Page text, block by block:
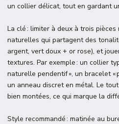
un collier délicat, tout en gardant
La clé : limiter à deux à trois pièces
naturelles qui partagent des
argent, vert doux + or rose), et
textures. Par exemple : un collier
naturelle pendentif », un bracelet
un anneau discret en métal. Le
bien montées, ce qui marque la
Style recommandé : matinée au